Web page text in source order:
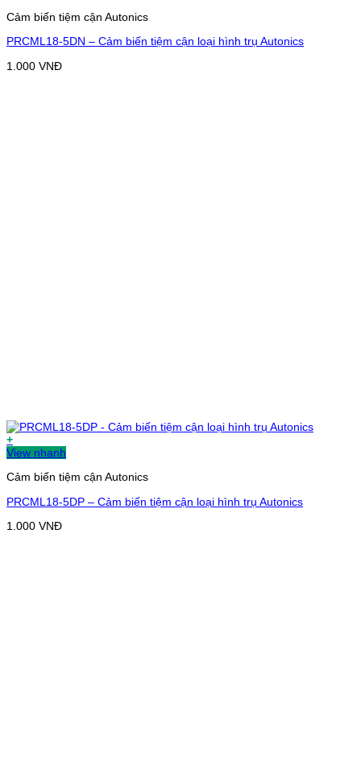
Cảm biến tiệm cận Autonics
PRCML18-5DN – Cảm biến tiệm cận loại hình trụ Autonics
1.000 VNĐ
+
View nhanh
Cảm biến tiệm cận Autonics
PRCML18-5DP – Cảm biến tiệm cận loại hình trụ Autonics
1.000 VNĐ